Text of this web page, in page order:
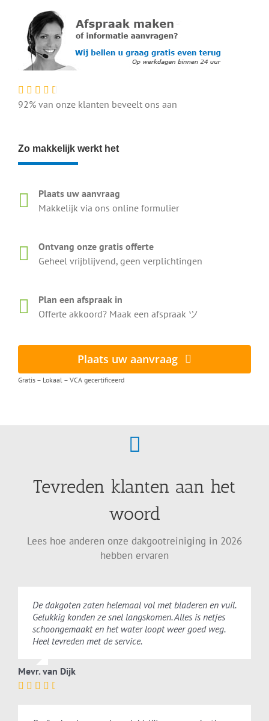
92% van onze klanten beveelt ons aan
Zo makkelijk werkt het
Plaats uw aanvraag
Makkelijk via ons online formulier
Ontvang onze gratis offerte
Geheel vrijblijvend, geen verplichtingen
Plan een afspraak in
Offerte akkoord? Maak een afspraak ツ
Plaats uw aanvraag
Gratis – Lokaal – VCA gecertificeerd
Tevreden klanten aan het
woord
Lees hoe anderen onze dakgootreiniging in 2026
hebben ervaren
De dakgoten zaten helemaal vol met bladeren en vuil.
Gelukkig konden ze snel langskomen. Alles is netjes
schoongemaakt en het water loopt weer goed weg.
Heel tevreden met de service.
Mevr. van Dijk